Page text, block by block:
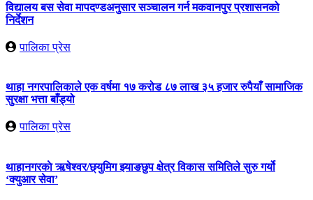
विद्यालय बस सेवा मापदण्डअनुसार सञ्चालन गर्न मकवानपुर प्रशासनको
निर्देशन
पालिका प्रेस
थाहा नगरपालिकाले एक वर्षमा १७ करोड ८७ लाख ३५ हजार रुपैयाँ सामाजिक
सुरक्षा भत्ता बाँड्यो
पालिका प्रेस
थाहानगरकाे ऋषेश्वर/छ्युमिग झ्याङछुप क्षेत्र विकास समितिले सुरु गर्यो
‘क्युआर सेवा’